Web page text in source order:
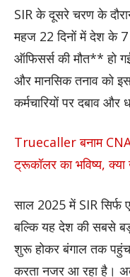
SIR के दूसरे चरण के
महज 22 दिनों में देश के
ऑफिसर्स की मौत** हो
और मानसिक तनाव को
कर्मचारियों पर दबाव
Truecaller बनाम
ट्रूकॉलर का भविष्य,
साल 2025 में SIR सिर्फ
बल्कि यह देश की सबसे
शुरू होकर बंगाल तक
करता नजर आ रहा है।